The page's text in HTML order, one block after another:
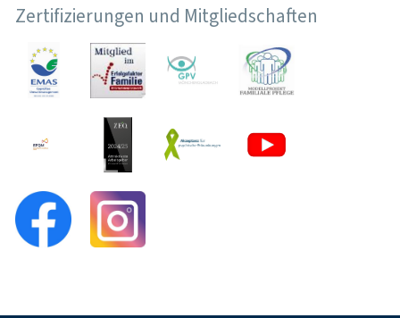
Zertifizierungen und Mitgliedschaften